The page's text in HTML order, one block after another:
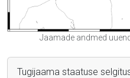
Jaamade andmed
Tugijaama staatuse